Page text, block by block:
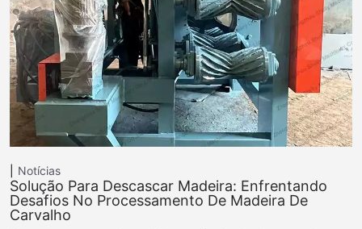
Notícias
Solução Para Descascar Madeira: Enfrentando
Desafios No Processamento De Madeira De
Carvalho